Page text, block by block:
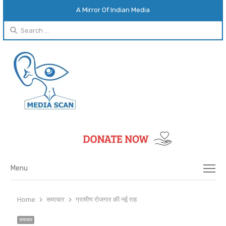
A Mirror Of Indian Media
Search
for:
Menu
Menu
Home समाचार ग्रामीण रोजगार की नई राह
समाचार